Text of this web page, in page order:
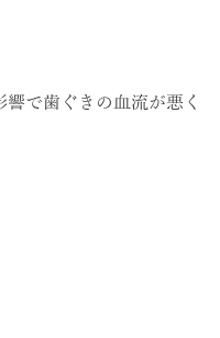
で歯ぐきの血流が悪く